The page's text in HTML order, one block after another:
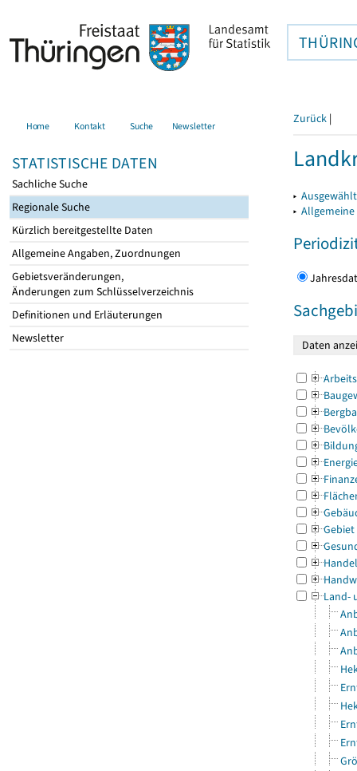
Home Kontakt Suche Newsletter
STATISTISCHE DATEN
Sachliche Suche
Regionale Suche
Kürzlich bereitgestellte Daten
Allgemeine Angaben, Zuordnungen
Gebietsveränderungen,
Änderungen zum Schlüsselverzeichnis
Definitionen und Erläuterungen
Newsletter
Zurück |
▸
▸
Gebiet
Land-